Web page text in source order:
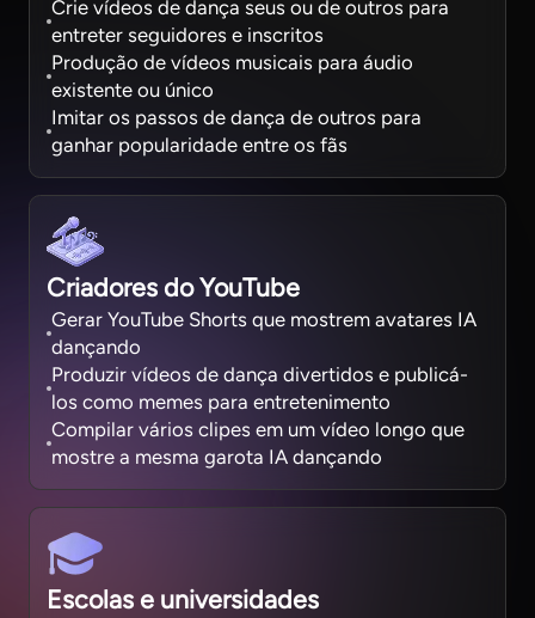
Crie vídeos de dança seus ou de outros para
entreter seguidores e inscritos
Produção de vídeos musicais para áudio
existente ou único
Imitar os passos de dança de outros para
ganhar popularidade entre os fãs
Criadores do YouTube
Gerar YouTube Shorts que mostrem avatares IA
dançando
Produzir vídeos de dança divertidos e publicá-
los como memes para entretenimento
Compilar vários clipes em um vídeo longo que
mostre a mesma garota IA dançando
Escolas e universidades